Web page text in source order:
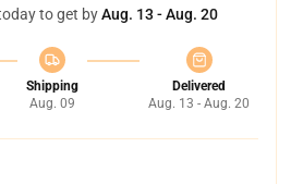
to get byAug. 13 - Aug. 20
Shipping
Aug. 09
Delivered
Aug. 13 - Aug. 20